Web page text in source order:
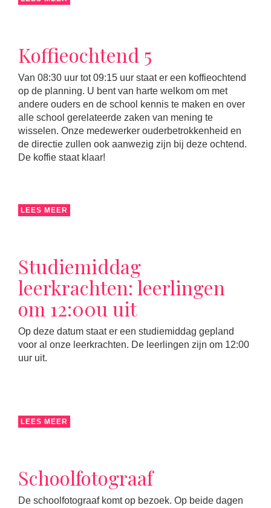
Koffieochtend 5
Van 08:30 uur tot 09:15 uur staat er een koffieochtend
op de planning. U bent van harte welkom om met
andere ouders en de school kennis te maken en over
alle school gerelateerde zaken van mening te
wisselen. Onze medewerker ouderbetrokkenheid en
de directie zullen ook aanwezig zijn bij deze ochtend.
De koffie staat klaar!
LEES MEER
Studiemiddag
leerkrachten: leerlingen
om 12:00u uit
Op deze datum staat er een studiemiddag gepland
voor al onze leerkrachten. De leerlingen zijn om 12:00
uur uit.
LEES MEER
Schoolfotograaf
De schoolfotograaf komt op bezoek. Op beide dagen